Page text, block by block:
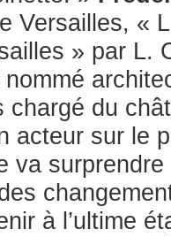
Versailles, «
» par L.
nommé
chargé du
acteur sur le
va
à l’ultime